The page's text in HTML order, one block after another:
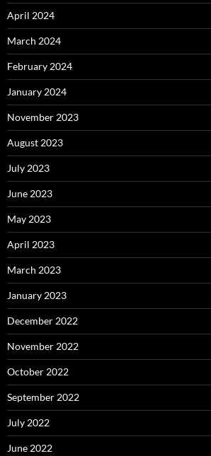
April 2024
March 2024
February 2024
January 2024
November 2023
August 2023
July 2023
June 2023
May 2023
April 2023
March 2023
January 2023
December 2022
November 2022
October 2022
September 2022
July 2022
June 2022